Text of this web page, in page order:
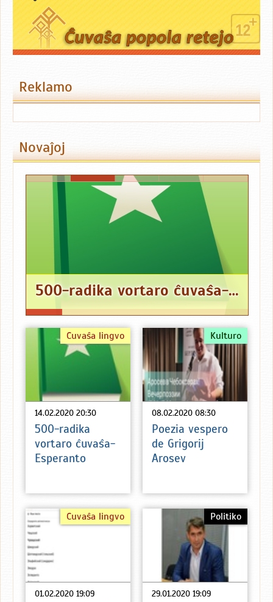
Reklamo
Novaĵoj
500-radika vortaro ĉuvaŝa-Esperanto
14.02.2020 20:30
Ĉuvaŝa lingvo
500-radika
vortaro ĉuvaŝa-
Esperanto
08.02.2020 08:30
Kulturo
Poezia vespero
de Grigorij
Arosev
01.02.2020 19:09
Ĉuvaŝa lingvo
29.01.2020 19:09
Politiko